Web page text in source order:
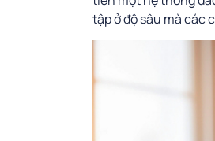
tập ở độ sâu mà các